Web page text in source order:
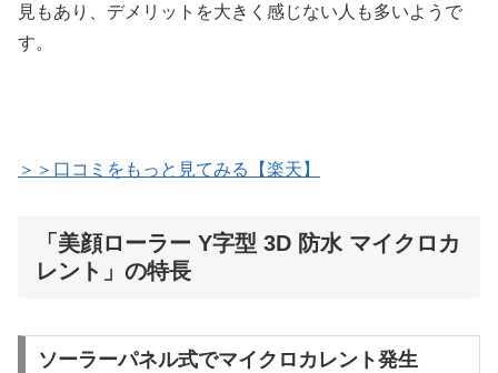
見もあり、デメリットを大きく感じない人も多いようで
す。
＞＞口コミをもっと見てみる【楽天】
「美顔ローラー Y字型 3D 防水 マイクロカ
レント」の特長
ソーラーパネル式でマイクロカレント発生